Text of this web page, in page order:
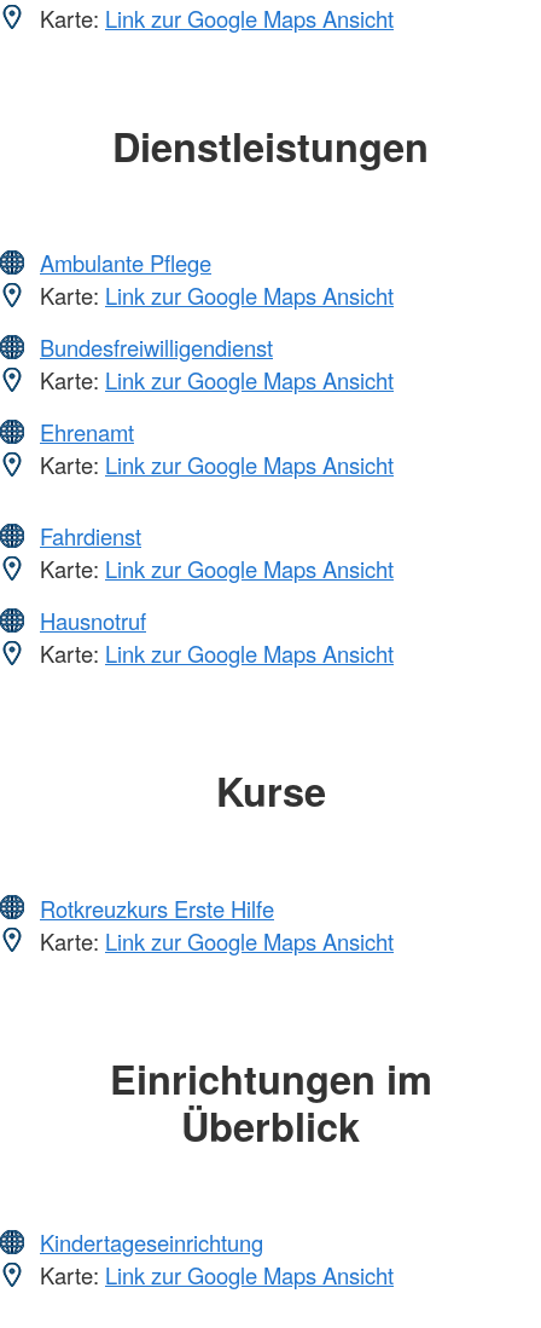
Karte: Link zur Google Maps Ansicht
Dienstleistungen
Ambulante Pflege
Karte: Link zur Google Maps Ansicht
Bundesfreiwilligendienst
Karte: Link zur Google Maps Ansicht
Ehrenamt
Karte: Link zur Google Maps Ansicht
Fahrdienst
Karte: Link zur Google Maps Ansicht
Hausnotruf
Karte: Link zur Google Maps Ansicht
Kurse
Rotkreuzkurs Erste Hilfe
Karte: Link zur Google Maps Ansicht
Einrichtungen im
Überblick
Kindertageseinrichtung
Karte: Link zur Google Maps Ansicht